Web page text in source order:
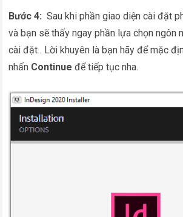
Bước 4: Sau khi phần giao diện cài đặt
và bạn sẽ thấy ngay phần lựa chọn ngôn
cài đặt . Lời khuyên là bạn hãy để mặc
nhấn Continue để tiếp tục nha.